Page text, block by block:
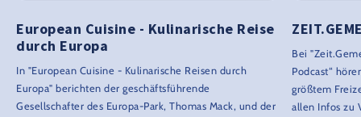
European Cuisine - Kulinarische Reise
durch Europa
In "European Cuisine - Kulinarische Reisen durch
Europa" berichten der geschäftsführende
Gesellschafter des Europa-Park, Thomas Mack, und der
Bei
Podcast“
größtem
allen Infos zu